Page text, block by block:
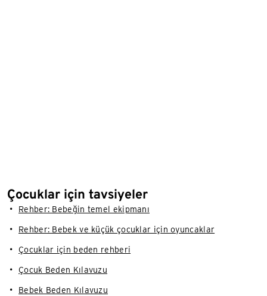
Çocuklar için tavsiyeler
Rehber: Bebeğin temel ekipmanı
Rehber: Bebek ve küçük çocuklar için oyuncaklar
Çocuklar için beden rehberi
Çocuk Beden Kılavuzu
Bebek Beden Kılavuzu